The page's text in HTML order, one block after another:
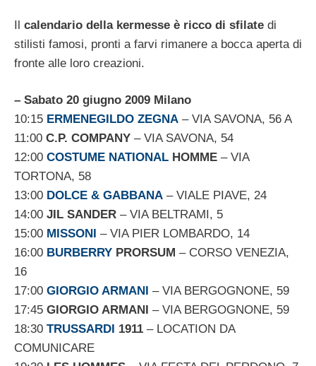
Il calendario della kermesse è ricco di sfilate di
stilisti famosi, pronti a farvi rimanere a bocca aperta di
fronte alle loro creazioni.
– Sabato 20 giugno 2009 Milano
10:15 ERMENEGILDO ZEGNA – VIA SAVONA, 56 A
11:00 C.P. COMPANY – VIA SAVONA, 54
12:00 COSTUME NATIONAL HOMME – VIA
TORTONA, 58
13:00 DOLCE & GABBANA – VIALE PIAVE, 24
14:00 JIL SANDER – VIA BELTRAMI, 5
15:00 MISSONI – VIA PIER LOMBARDO, 14
16:00 BURBERRY PRORSUM – CORSO VENEZIA,
16
17:00 GIORGIO ARMANI – VIA BERGOGNONE, 59
17:45 GIORGIO ARMANI – VIA BERGOGNONE, 59
18:30 TRUSSARDI 1911 – LOCATION DA
COMUNICARE